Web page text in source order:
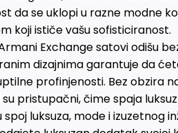
da se uklopi u razne modne
koji ističe vašu sofisticiranost.
Exchange satovi odišu
dizajnima garantuje da
profinjenosti. Bez obzira
pristupačni, čime spaja
luksuza, mode i izuzetnog